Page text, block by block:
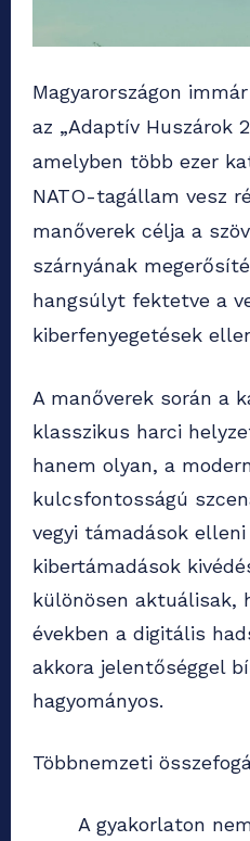
Magyarországon
az „Adaptív Huszárok
amelyben több ezer
NATO-tagállam vesz
manőverek célja a
szárnyának
hangsúlyt fektetve a
kiberfenyegetések
A manőverek során a
klasszikus harci
hanem olyan, a
kulcsfontosságú
vegyi támadások elleni
kibertámadások
különösen aktuálisak,
években a digitális
akkora jelentőséggel
hagyományos.
Többnemzeti
A gyakorlaton